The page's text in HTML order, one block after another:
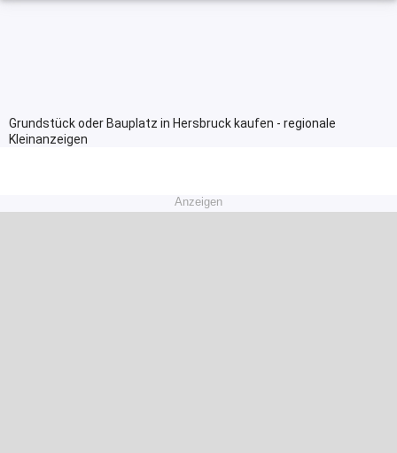
Grundstück oder Bauplatz in Hersbruck kaufen - regionale
Kleinanzeigen
Anzeigen